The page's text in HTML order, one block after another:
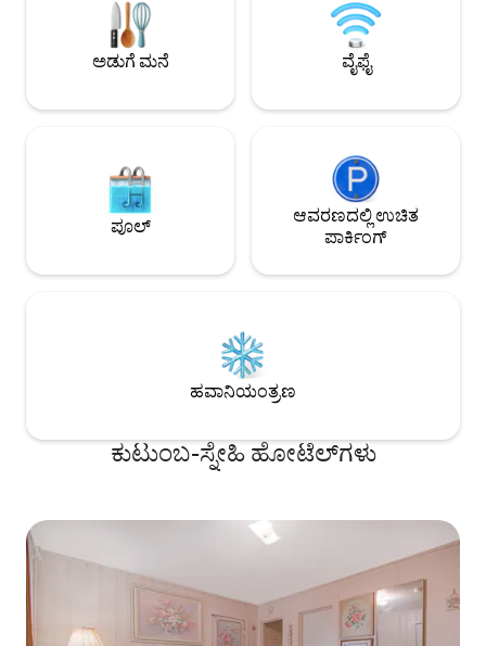
ಅನ್ವೇಷಿಸಿ. ವರ್ಷಪೂರ್ತಿ ಸ್ಥಳೀಯ ಈವೆಂಟ್‌ಗಳನ್ನು
ಅನುಭವಿಸಿ: ಸ್ಪ್ರಿಂಗ್ ಹೆರಿಟೇಜ್ ಫೆಸ್ಟಿವಲ್, ಫಾಲ್
ಫ್ರಾಂಟಿಯರ್ ಡೇಸ್ ಮತ್ತು ರೂಟ್ 66 ಫೆಸ್ಟಿವಲ್.
ಅಡುಗೆ ಮನೆ ವೈಫೈ
ಪೂಲ್
ಆವರಣದಲ್ಲಿ ಉಚಿತ
ಪಾರ್ಕಿಂಗ್
ಹವಾನಿಯಂತ್ರಣ
ಕುಟುಂಬ-ಸ್ನೇಹಿ ಹೋಟೆಲ್‌ಗಳು